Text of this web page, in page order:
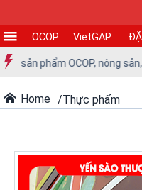
CƠ
SẢN
XUẤT
OCOP VietGAP
phẩm OCOP, nông sản,
Home Thực phẩm